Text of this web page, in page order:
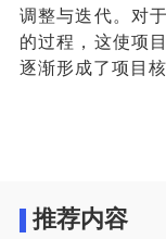
调整与迭代。对
的过程，这使项
逐渐形成了项目
推荐内容